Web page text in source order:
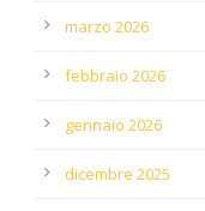
marzo 2026
febbraio 2026
gennaio 2026
dicembre 2025